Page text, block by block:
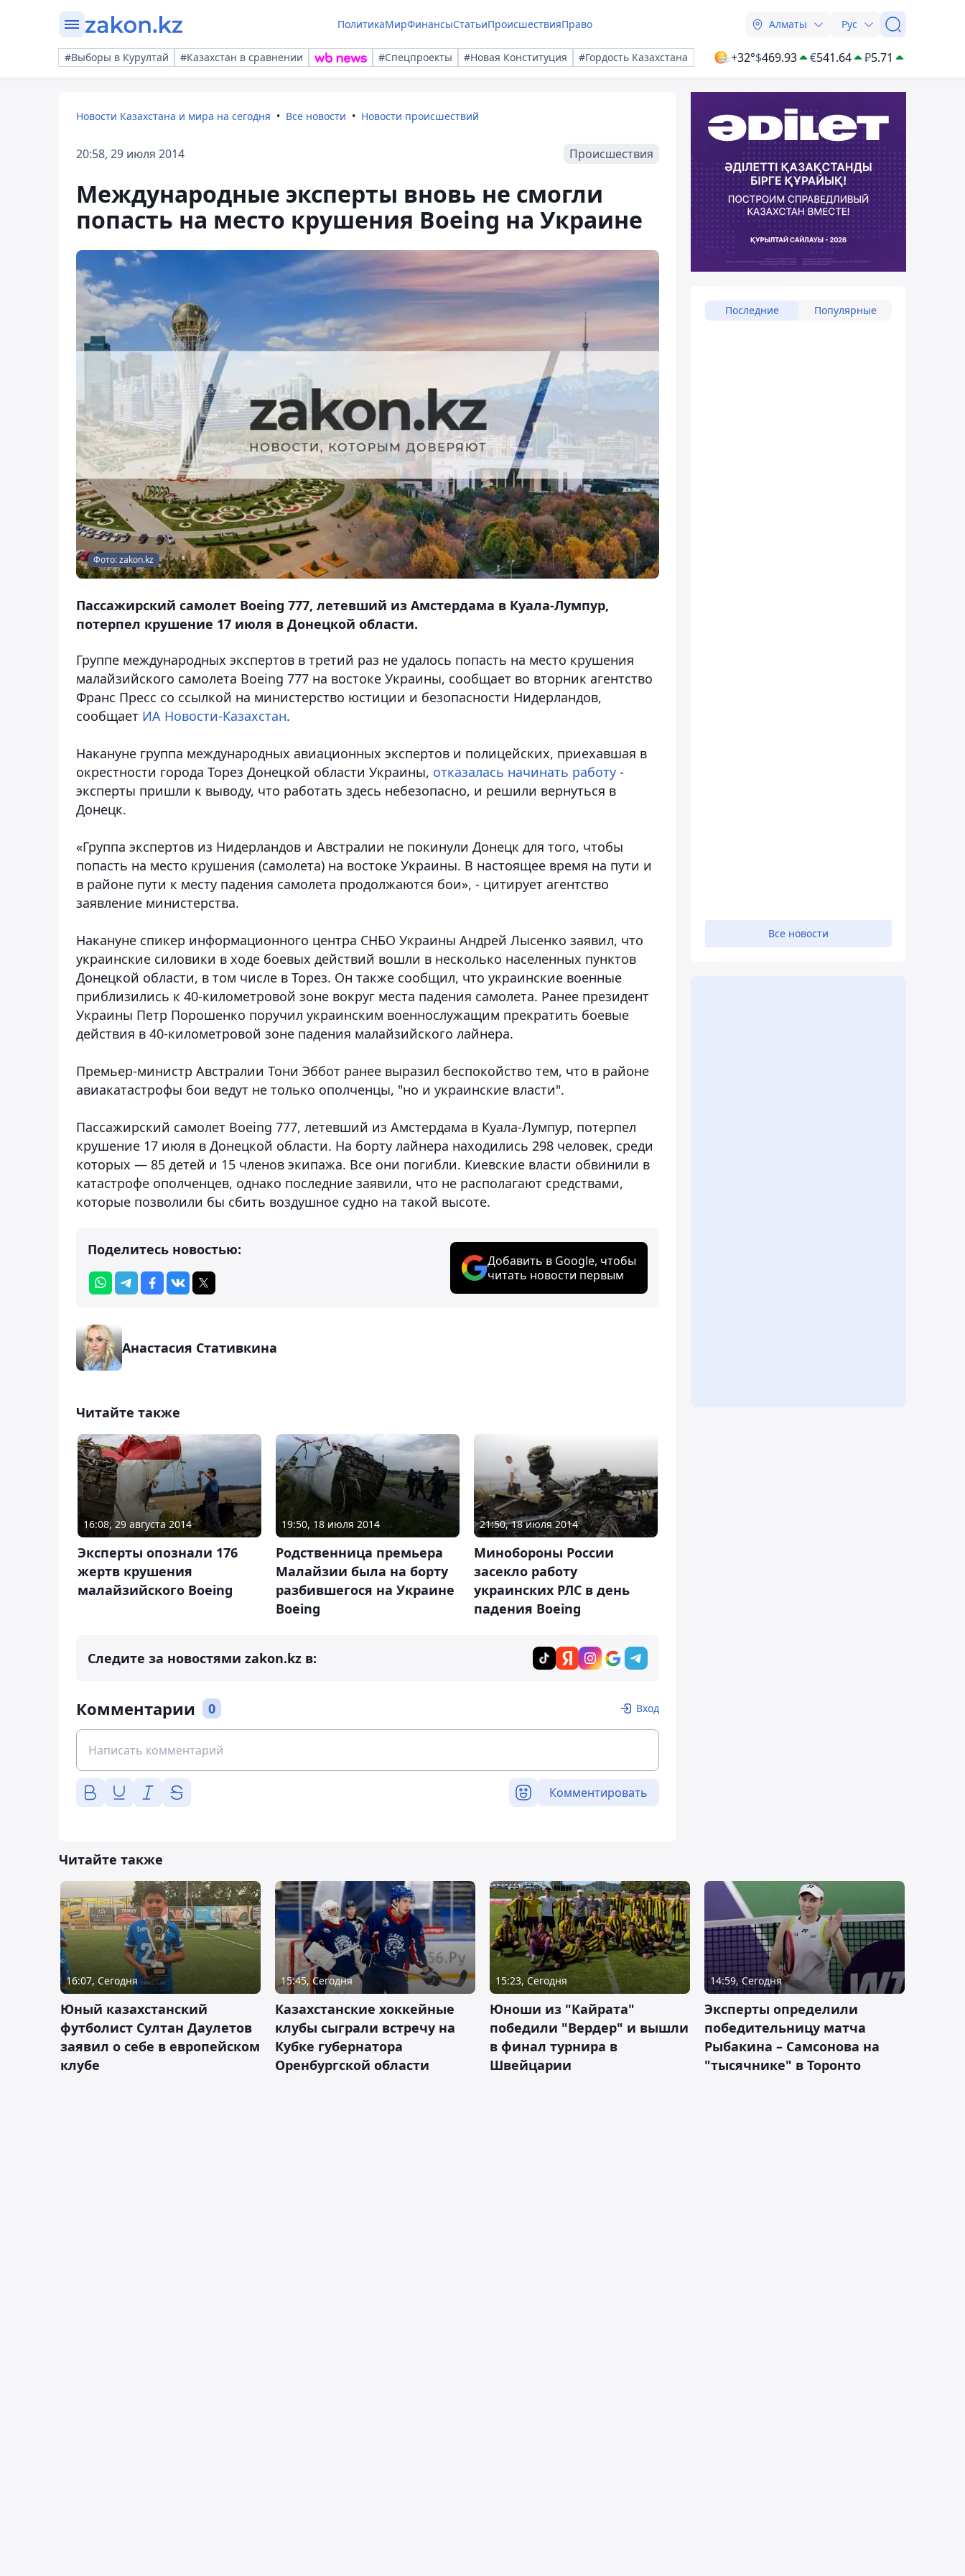
ПолитикаМирФинансыСтатьиПроисшествияПраво Алматы Рус
#Выборы в Курултай #Казахстан в сравнении #Спецпроекты #Новая Конституция #Гордость Казахстана +32°$469.93 €541.64 ₽5.71
Новости Казахстана и мира на сегодня Все новости Новости происшествий
20:58, 29 июля 2014 Происшествия
Международные эксперты вновь не смогли
попасть на место крушения Boeing на Украине
Фото: zakon.kz
Пассажирский самолет Boeing 777, летевший из Амстердама в Куала-Лумпур,
потерпел крушение 17 июля в Донецкой области.
Группе международных экспертов в третий раз не удалось попасть на место крушения
малайзийского самолета Boeing 777 на востоке Украины, сообщает во вторник агентство
Франс Пресс со ссылкой на министерство юстиции и безопасности Нидерландов,
сообщает ИА Новости-Казахстан.
Накануне группа международных авиационных экспертов и полицейских, приехавшая в
окрестности города Торез Донецкой области Украины, отказалась начинать работу -
эксперты пришли к выводу, что работать здесь небезопасно, и решили вернуться в
Донецк.
«Группа экспертов из Нидерландов и Австралии не покинули Донецк для того, чтобы
попасть на место крушения (самолета) на востоке Украины. В настоящее время на пути и
в районе пути к месту падения самолета продолжаются бои», - цитирует агентство
заявление министерства.
Накануне спикер информационного центра СНБО Украины Андрей Лысенко заявил, что
украинские силовики в ходе боевых действий вошли в несколько населенных пунктов
Донецкой области, в том числе в Торез. Он также сообщил, что украинские военные
приблизились к 40-километровой зоне вокруг места падения самолета. Ранее президент
Украины Петр Порошенко поручил украинским военнослужащим прекратить боевые
действия в 40-километровой зоне падения малайзийского лайнера.
Премьер-министр Австралии Тони Эббот ранее выразил беспокойство тем, что в районе
авиакатастрофы бои ведут не только ополченцы, "но и украинские власти".
Пассажирский самолет Boeing 777, летевший из Амстердама в Куала-Лумпур, потерпел
крушение 17 июля в Донецкой области. На борту лайнера находились 298 человек, среди
которых — 85 детей и 15 членов экипажа. Все они погибли. Киевские власти обвинили в
катастрофе ополченцев, однако последние заявили, что не располагают средствами,
которые позволили бы сбить воздушное судно на такой высоте.
Поделитесь новостью:
Добавить в Google, чтобы
читать новости первым
Анастасия Стативкина
Читайте также
16:08, 29 августа 2014
Эксперты опознали 176
жертв крушения
малайзийского Boeing
19:50, 18 июля 2014
Родственница премьера
Малайзии была на борту
разбившегося на Украине
Boeing
21:50, 18 июля 2014
Минобороны России
засекло работу
украинских РЛС в день
падения Boeing
Следите за новостями zakon.kz в:
Комментарии 0 Вход
Комментировать
Последние Популярные
Все новости
Читайте также
16:07, Сегодня
Юный казахстанский
футболист Султан Даулетов
заявил о себе в европейском
клубе
15:45, Сегодня
Казахстанские хоккейные
клубы сыграли встречу на
Кубке губернатора
Оренбургской области
15:23, Сегодня
Юноши из "Кайрата"
победили "Вердер" и вышли
в финал турнира в
Швейцарии
14:59, Сегодня
Эксперты определили
победительницу матча
Рыбакина – Самсонова на
"тысячнике" в Торонто